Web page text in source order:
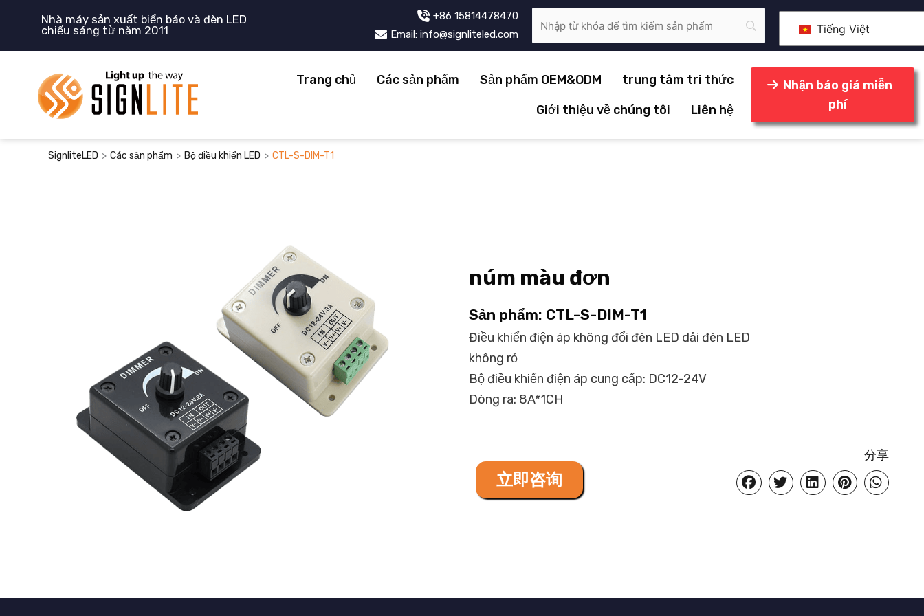
Nhà máy sản xuất biển báo và đèn LED
chiếu sáng từ năm 2011
+86 15814478470
Email: info@signliteled.com
Tiếng Việt
Trang chủ Các sản phẩm Sản phẩm OEM&ODM
trung tâm tri thức
Giới thiệu về chúng tôi
Liên hệ
Nhận báo giá miễn
phí
SignliteLED > Các sản phẩm > Bộ điều khiển LED > CTL-S-DIM-T1
núm màu đơn
Sản phẩm: CTL-S-DIM-T1
Điều khiển điện áp không đổi đèn LED dải đèn LED
không rỏ
Bộ điều khiển điện áp cung cấp: DC12-24V
Dòng ra: 8A*1CH
立即咨询
分享